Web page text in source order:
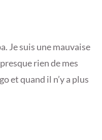
Je suis une mauvaise
rien de mes
et quand il n’y a plus